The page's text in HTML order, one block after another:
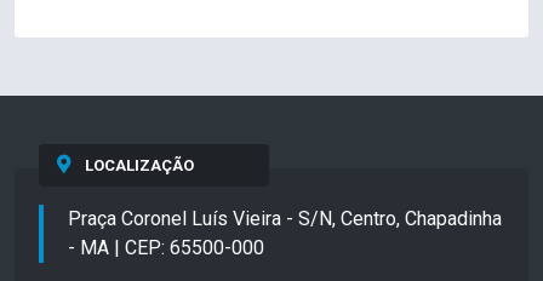
LOCALIZAÇÃO
Praça Coronel Luís Vieira - S/N, Centro, Chapadinha
- MA | CEP: 65500-000